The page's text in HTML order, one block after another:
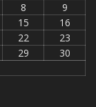
8
9
15
16
22
23
29
30